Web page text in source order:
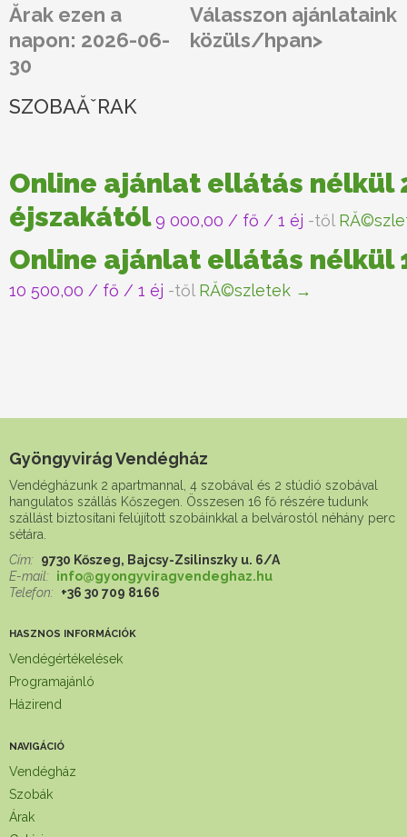
Ărak ezen a
napon: 2026-06-
30
Válasszon ajánlataink
közüls/hpan>
SZOBAĂˇRAK
Online ajánlat ellátás nélkül
éjszakától 9 000,00 / fő / 1 éj -től
Online ajánlat ellátás nélkül
10 500,00 / fő / 1 éj -től RĂ©szletek →
Gyöngyvirág Vendégház
Vendégházunk 2 apartmannal, 4 szobával és 2 stúdió szobával
hangulatos szállás Kőszegen. Összesen 16 fő részére tudunk
szállást biztosítani felújított szobáinkkal a belvárostól néhány perc
sétára.
Cím:
9730 Kőszeg, Bajcsy-Zsilinszky u. 6/A
E-mail:
info@gyongyviragvendeghaz.hu
Telefon:
+36 30 709 8166
HASZNOS INFORMÁCIÓK
Vendégértékelések
Programajánló
Házirend
NAVIGÁCIÓ
Vendégház
Szobák
Árak